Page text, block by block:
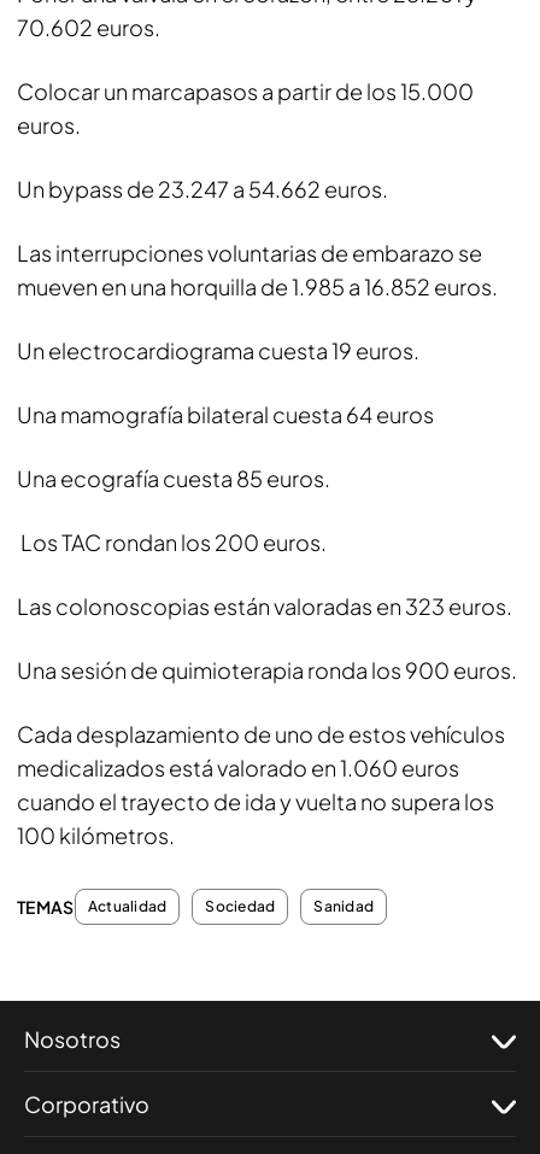
70.602 euros.
Colocar un marcapasos a partir de los 15.000
euros.
Un bypass de 23.247 a 54.662 euros.
Las interrupciones voluntarias de embarazo se
mueven en una horquilla de 1.985 a 16.852 euros.
Un electrocardiograma cuesta 19 euros.
Una mamografía bilateral cuesta 64 euros
Una ecografía cuesta 85 euros.
Los TAC rondan los 200 euros.
Las colonoscopias están valoradas en 323 euros.
Una sesión de quimioterapia ronda los 900 euros.
Cada desplazamiento de uno de estos vehículos
medicalizados está valorado en 1.060 euros
cuando el trayecto de ida y vuelta no supera los
100 kilómetros.
TEMAS Actualidad Sociedad Sanidad
Nosotros
Corporativo